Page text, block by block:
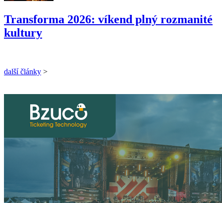
Transforma 2026: víkend plný rozmanité
kultury
další články >